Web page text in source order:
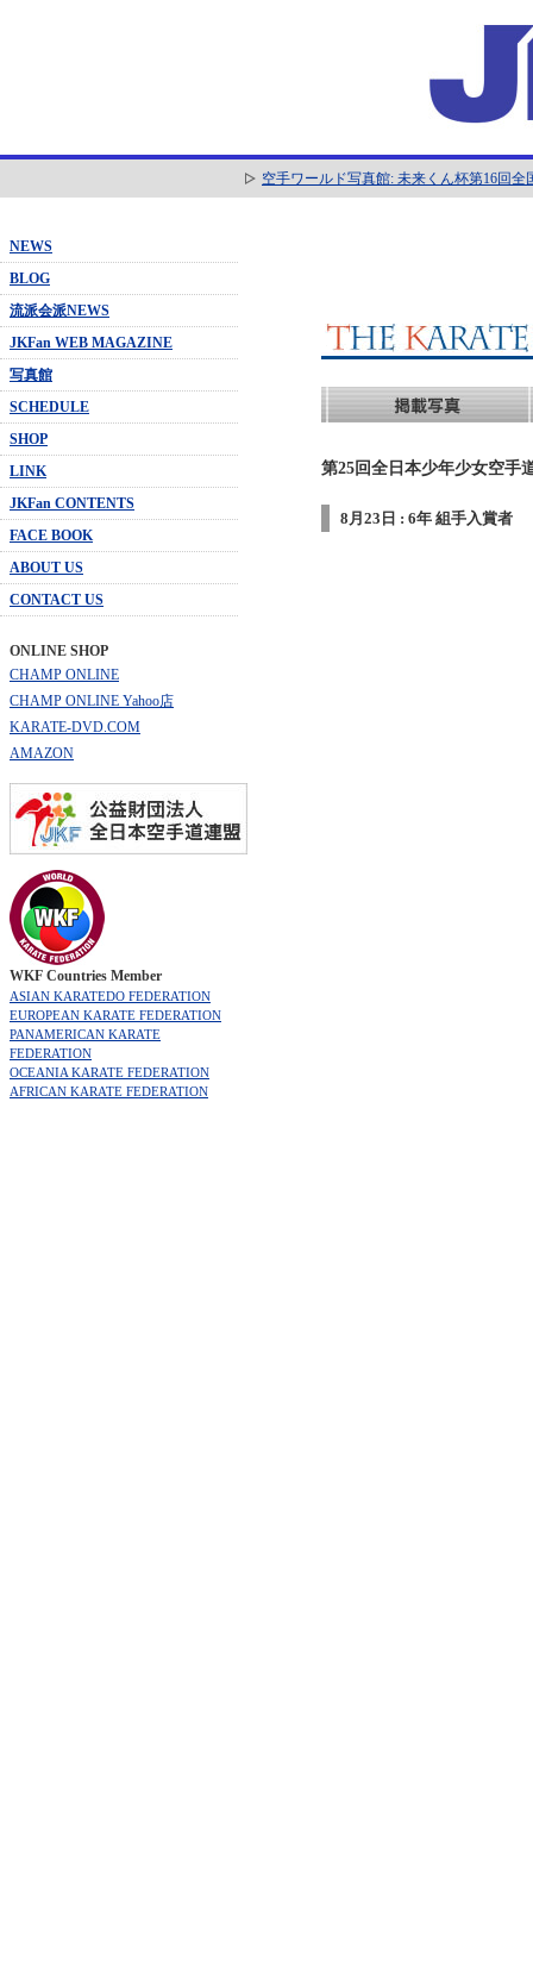
空手ワールド写真館: 未来くん杯第16回
NEWS
BLOG
流派会派NEWS
JKFan WEB MAGAZINE
写真館
SCHEDULE
SHOP
LINK
JKFan CONTENTS
FACE BOOK
ABOUT US
CONTACT US
ONLINE SHOP
CHAMP ONLINE
CHAMP ONLINE Yahoo店
KARATE-DVD.COM
AMAZON
WKF Countries Member
ASIAN KARATEDO FEDERATION
EUROPEAN KARATE FEDERATION
PANAMERICAN KARATE
FEDERATION
OCEANIA KARATE FEDERATION
AFRICAN KARATE FEDERATION
第25回全日本少年少女空手
8月23日 : 6年 組手入賞者